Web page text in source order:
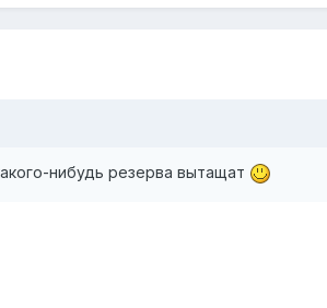
нибудь резерва вытащат